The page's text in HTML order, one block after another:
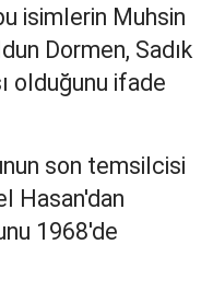
Mardin
Muş
Nevşehir
isimlerin Muhsin
Dormen, Sadık
olduğunu ifade
son temsilcisi
Hasan'dan
1968'de